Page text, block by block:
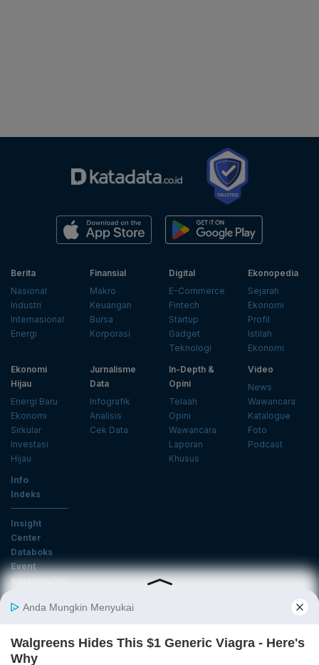
Berita
Nasional
Industri
Internasional
Energi
Finansial
Makro
Keuangan
Bursa
Korporasi
Digital
E-Commerce
Fintech
Startup
Gadget
Teknologi
Ekonopedia
Sejarah
Ekonomi
Profil
Istilah
Ekonomi
Ekonomi
Hijau
Energi Baru
Ekonomi
Sirkular
Investasi
Hijau
Jurnalisme
Data
Infografik
Analisis
Cek Data
In-Depth &
Opini
Telaah
Opini
Wawancara
Laporan
Khusus
Video
News
Wawancara
Katalogue
Foto
Podcast
Info
Indeks
Insight
Center
Databoks
Event
KatadataOto
Email
Daftar